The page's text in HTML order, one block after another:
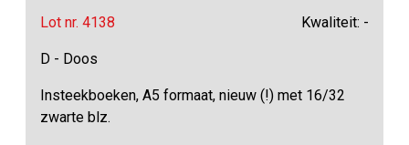
Lot nr. 4138 Kwaliteit: -
D - Doos
Insteekboeken, A5 formaat, nieuw (!) met 16/32
zwarte blz.